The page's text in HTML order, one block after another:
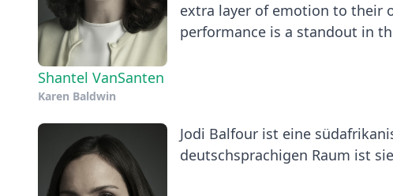
Shantel VanSanten
Karen Baldwin
extra layer of emotion to their
performance is a standout in
Jodi Balfour ist eine
deutschsprachigen Raum ist